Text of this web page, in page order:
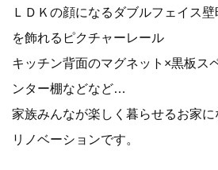
ＬＤＫの顔になるダブルフェイス
を飾れるピクチャーレール
キッチン背面のマグネット×黒板ス
ンター棚などなど…
家族みんなが楽しく暮らせるお家
リノベーションです。